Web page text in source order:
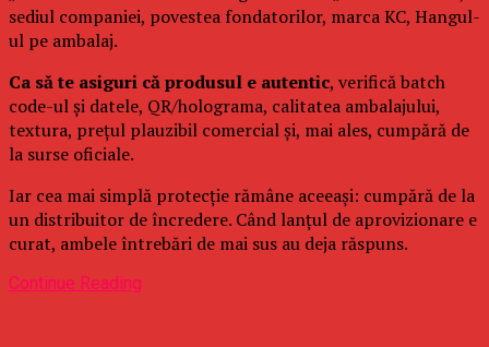
sediul companiei, povestea fondatorilor, marca KC, Hangul-
ul pe ambalaj.
Ca să te asiguri că produsul e autentic, verifică batch
code-ul și datele, QR/holograma, calitatea ambalajului,
textura, prețul plauzibil comercial și, mai ales, cumpără de
la surse oficiale.
Iar cea mai simplă protecție rămâne aceeași: cumpără de la
un distribuitor de încredere. Când lanțul de aprovizionare e
curat, ambele întrebări de mai sus au deja răspuns.
Continue Reading